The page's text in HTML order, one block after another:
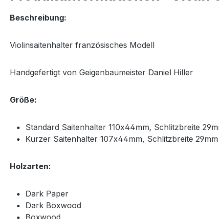
Beschreibung:
Violinsaitenhalter französisches Modell
Handgefertigt von Geigenbaumeister Daniel Hiller
Größe:
Standard Saitenhalter 110x44mm, Schlitzbreite
Kurzer Saitenhalter 107x44mm, Schlitzbreite 29mm
Holzarten:
Dark Paper
Dark Boxwood
Boxwood